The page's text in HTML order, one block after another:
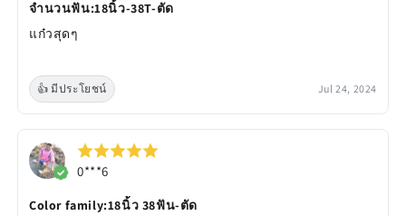
จำนวนฟัน:18นิ้ว-38T-ตัด
แก๋วสุดๆ
👍 มีประโยชน์ Jul 24, 2024
0***6
Color family:18นิ้ว 38ฟัน-ตัด